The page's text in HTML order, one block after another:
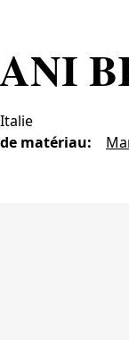
Italie
matériau: